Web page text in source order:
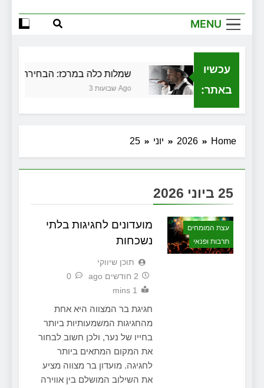
שירותי הקריינות המקצועיים של ויקטוריה
זכויות שמתחילות בעיר: מי מגן עליכם מול
המוסד והביטוחים בירושלים
MENU
עכשיו
באתר:
שמלות כלה במרכז: הבחירה
3 שבועות Ago
בגירושין
Home
2026 יוני 25
25 ביוני 2026
עצת המומחים
תרבות ופנאי
מועדונים לחגיגות בלתי
נשכחות
תוכן שיווקי
2 חודשים ago
0
1 mins
חגיגת בר המצווה היא אחת
מהחגיגות המשמעותיות ביותר
בחייו של נער, ולכן חשוב לבחור
את המקום המתאים ביותר
לחגיגה. מועדון בר מצווה מציע
את השילוב המושלם בין אווירה